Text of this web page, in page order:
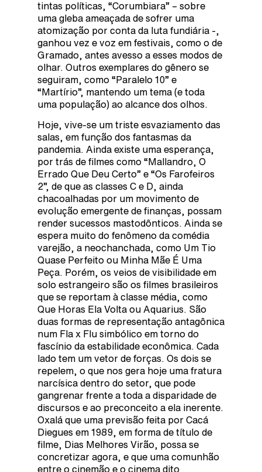
tintas políticas, “Corumbiara” – sobre
uma gleba ameaçada de sofrer uma
atomização por conta da luta fundiária -,
ganhou vez e voz em festivais, como o de
Gramado, antes avesso a esses modos de
olhar. Outros exemplares do gênero se
seguiram, como “Paralelo 10” e
“Martírio”, mantendo um tema (e toda
uma população) ao alcance dos olhos.
Hoje, vive-se um triste esvaziamento das
salas, em função dos fantasmas da
pandemia. Ainda existe uma esperança,
por trás de filmes como “Mallandro, O
Errado Que Deu Certo” e “Os Farofeiros
2”, de que as classes C e D, ainda
chacoalhadas por um movimento de
evolução emergente de finanças, possam
render sucessos mastodônticos. Ainda se
espera muito do fenômeno da comédia
varejão, a neochanchada, como Um Tio
Quase Perfeito ou Minha Mãe É Uma
Peça. Porém, os veios de visibilidade em
solo estrangeiro são os filmes brasileiros
que se reportam à classe média, como
Que Horas Ela Volta ou Aquarius. São
duas formas de representação antagônica
num Fla x Flu simbólico em torno do
fascínio da estabilidade econômica. Cada
lado tem um vetor de forças. Os dois se
repelem, o que nos gera hoje uma fratura
narcísica dentro do setor, que pode
gangrenar frente a toda a disparidade de
discursos e ao preconceito a ela inerente.
Oxalá que uma previsão feita por Cacá
Diegues em 1989, em forma de título de
filme, Dias Melhores Virão, possa se
concretizar agora, e que uma comunhão
entre o cinemão e o cinema dito